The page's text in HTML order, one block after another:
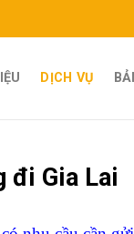
DỊCH VỤ
đi Gia Lai